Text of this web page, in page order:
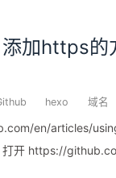
加https的
hexo 域名
en/articles/
开 https://